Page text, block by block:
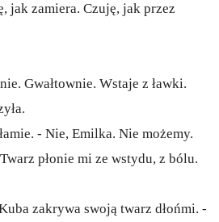
jak zamiera. Czuję, jak przez
Gwałtownie. Wstaje z ławki.
- Nie, Emilka. Nie możemy.
płonie mi ze wstydu, z bólu.
zakrywa swoją twarz dłońmi. -